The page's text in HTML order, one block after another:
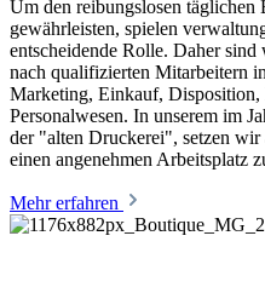
Um den reibungslosen täglichen
gewährleisten, spielen
entscheidende Rolle. Daher
nach qualifizierten Mitarbeitern
Marketing, Einkauf,
Personalwesen. In unserem im
der "alten Druckerei", setzen wir
einen angenehmen Arbeitsplatz
Mehr erfahren